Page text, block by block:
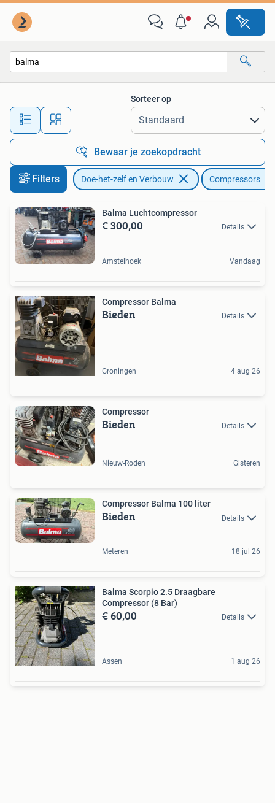
Alle afstanden…
Sorteer op
Bewaar je zoekopdracht
Filters Doe-het-zelf en Verbouw Compressors
Balma Luchtcompressor
€ 300,00 Details
Amstelhoek Vandaag
Compressor Balma
Bieden Details
Groningen 4 aug 26
Compressor
Bieden Details
Nieuw-Roden Gisteren
Compressor Balma 100 liter
Bieden Details
Meteren 18 jul 26
Balma Scorpio 2.5 Draagbare
Compressor (8 Bar)
€ 60,00 Details
Assen 1 aug 26